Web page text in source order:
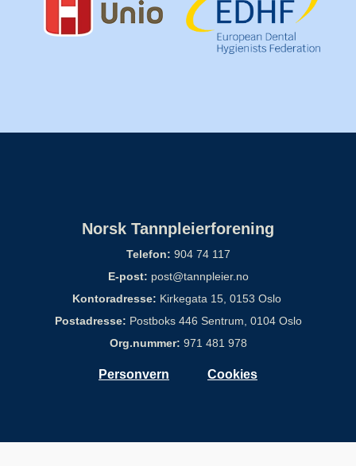
Norsk Tannpleierforening
Telefon: 904 74 117
E-post: post@tannpleier.no
Kontoradresse: Kirkegata 15, 0153 Oslo
Postadresse: Postboks 446 Sentrum, 0104 Oslo
Org.nummer: 971 481 978
Personvern Cookies